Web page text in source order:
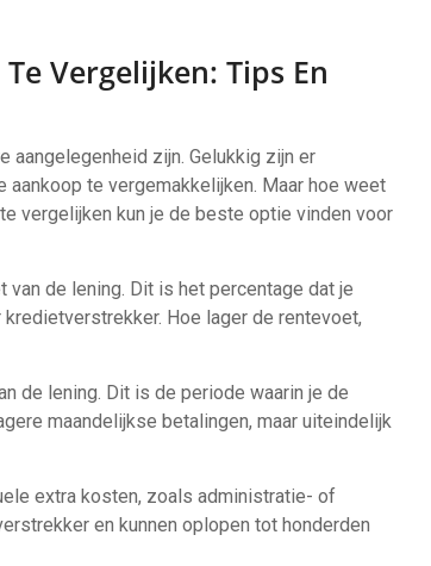
Vergelijken: Tips En
aangelegenheid zijn. Gelukkig zijn er
te vergemakkelijken. Maar hoe weet
vergelijken kun je de beste optie vinden voor
de lening. Dit is het percentage dat je
Hoe lager de rentevoet,
de lening. Dit is de periode waarin je de
maandelijkse betalingen, maar uiteindelijk
extra kosten, zoals administratie- of
en kunnen oplopen tot honderden